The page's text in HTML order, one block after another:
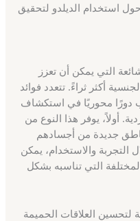
استخدام الديلدو لتحقيق
التي يمكن أن تعزز
أكثر ثراءً. تتعدد فوائد
دورًا محوريًا في استكشاف
أولاً، يوفر هذا النوع من
جديدة من أجسادهم
والاستخدام، يمكن
التي تناسبه بشكل
لتحسين العلاقات الحميمة